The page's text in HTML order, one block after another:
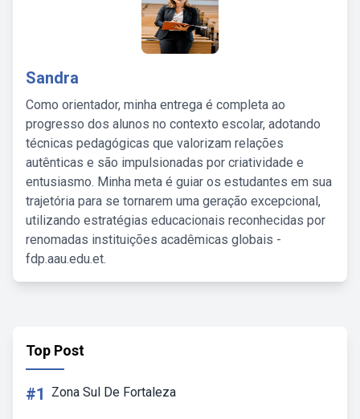
Sandra
Como orientador, minha entrega é completa ao
progresso dos alunos no contexto escolar, adotando
técnicas pedagógicas que valorizam relações
autênticas e são impulsionadas por criatividade e
entusiasmo. Minha meta é guiar os estudantes em sua
trajetória para se tornarem uma geração excepcional,
utilizando estratégias educacionais reconhecidas por
renomadas instituições acadêmicas globais -
fdp.aau.edu.et.
Top Post
#1 Zona Sul De Fortaleza